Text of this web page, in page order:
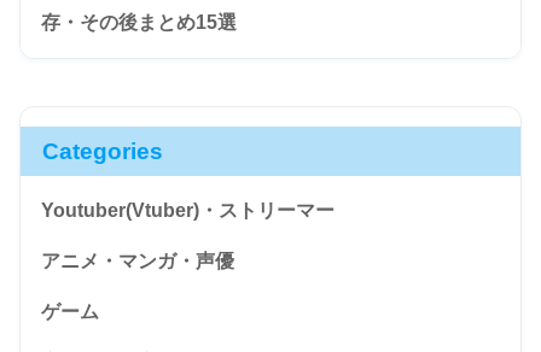
存・その後まとめ15選
Categories
Youtuber(Vtuber)・ストリーマー
アニメ・マンガ・声優
ゲーム